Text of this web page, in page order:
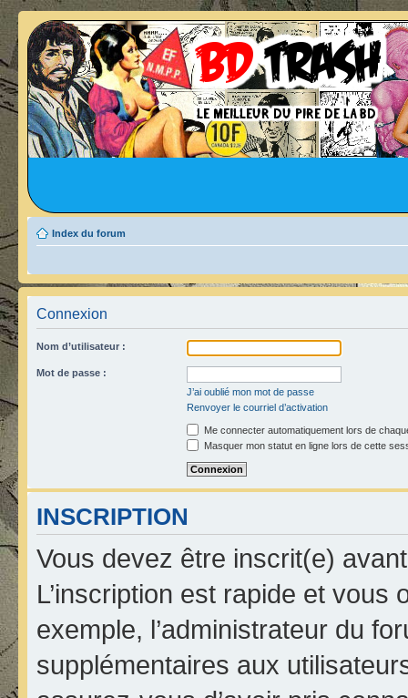
Index du forum
Connexion
Nom d’utilisateur :
Mot de passe :
J’ai oublié mon mot de passe
Renvoyer le courriel d’activation
Me connecter automatiquement lors de
Masquer mon statut en ligne lors de cette
INSCRIPTION
Vous devez être inscrit(e)
L’inscription est rapide et
exemple, l’administrateur du
supplémentaires aux